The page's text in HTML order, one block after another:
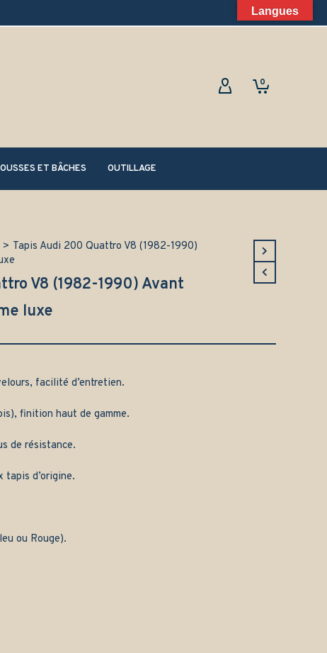
0
ET BÂCHES OUTILLAGE
> Tapis Audi 200 Quattro V8 (1982-1990)
V8 (1982-1990) Avant
luxe
facilité d’entretien.
finition haut de gamme.
de résistance.
d’origine.
ou Rouge).
Langues